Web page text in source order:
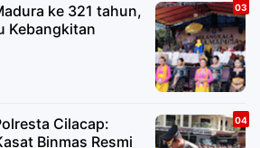
ke 321 tahun,
Kebangkitan
Cilacap:
Binmas Resmi